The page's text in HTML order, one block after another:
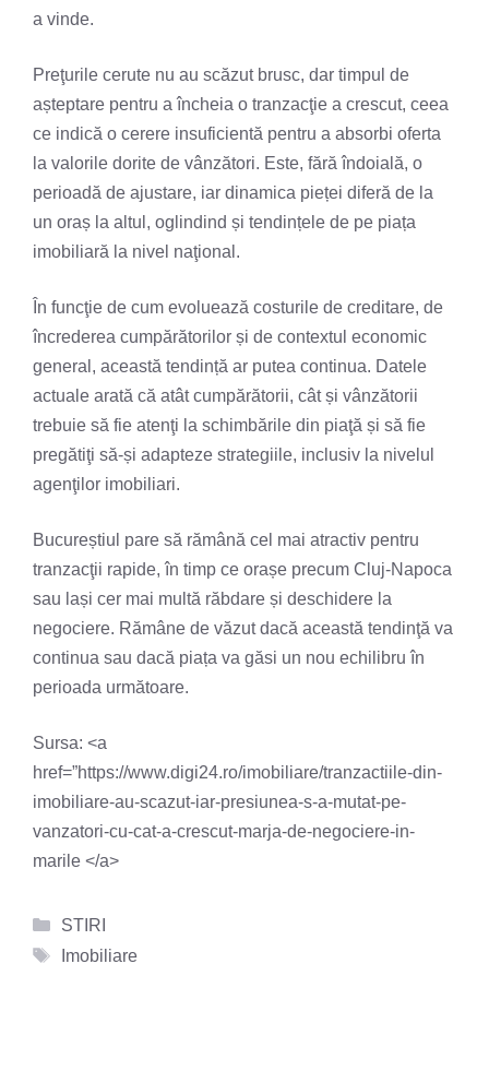
a vinde.
Preţurile cerute nu au scăzut brusc, dar timpul de
așteptare pentru a încheia o tranzacţie a crescut, ceea
ce indică o cerere insuficientă pentru a absorbi oferta
la valorile dorite de vânzători. Este, fără îndoială, o
perioadă de ajustare, iar dinamica pieței diferă de la
un oraș la altul, oglindind și tendințele de pe piața
imobiliară la nivel naţional.
În funcţie de cum evoluează costurile de creditare, de
încrederea cumpărătorilor și de contextul economic
general, această tendință ar putea continua. Datele
actuale arată că atât cumpărătorii, cât și vânzătorii
trebuie să fie atenţi la schimbările din piaţă și să fie
pregătiţi să-și adapteze strategiile, inclusiv la nivelul
agenţilor imobiliari.
Bucureștiul pare să rămână cel mai atractiv pentru
tranzacţii rapide, în timp ce orașe precum Cluj-Napoca
sau lași cer mai multă răbdare și deschidere la
negociere. Rămâne de văzut dacă această tendinţă va
continua sau dacă piața va găsi un nou echilibru în
perioada următoare.
Sursa: <a
href=”https://www.digi24.ro/imobiliare/tranzactiile-din-
imobiliare-au-scazut-iar-presiunea-s-a-mutat-pe-
vanzatori-cu-cat-a-crescut-marja-de-negociere-in-
marile </a>
Categorii
STIRI
Etichete
Imobiliare